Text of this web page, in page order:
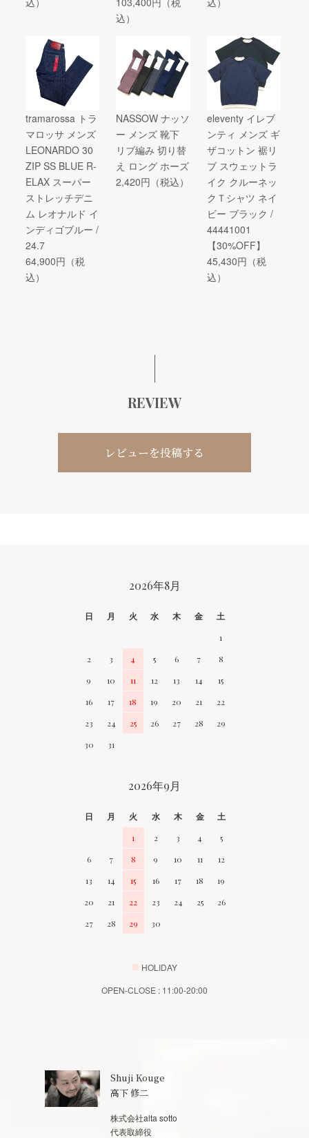
込）
tramarossa トラ
マロッサ メンズ
LEONARDO 30
ZIP SS BLUE R-
ELAX スーパー
ストレッチデニ
ム レオナルド イ
ンディゴブルー /
24.7
64,900円（税
込）
NASSOW ナッソ
ー メンズ 靴下
リブ編み 切り替
え ロング ホーズ
2,420円（税込）
eleventy イレブ
ンティ メンズ ギ
ザコットン 裾リ
ブ スウェットラ
イク クルーネッ
クＴシャツ ネイ
ビー ブラック /
44441001
【30%OFF】
45,430円（税
込）
REVIEW
レビューを投稿する
2026年8月
日 月 火 水 木 金
土
1
2
3 4 5 6 7
8
9
10 11 12 13 14
15
16
17 18 19 20 21
22
23
24 25 26 27 28
29
30
31
2026年9月
日 月 火 水 木 金
土
1
2 3 4
5
6
7 8 9 10 11
12
13
14 15 16 17 18
19
20
21 22 23 24 25
26
27
28 29 30
HOLIDAY
OPEN-CLOSE : 11:00-20:00
Shuji Kouge
高下 修二
株式会社alta sotto
代表取締役